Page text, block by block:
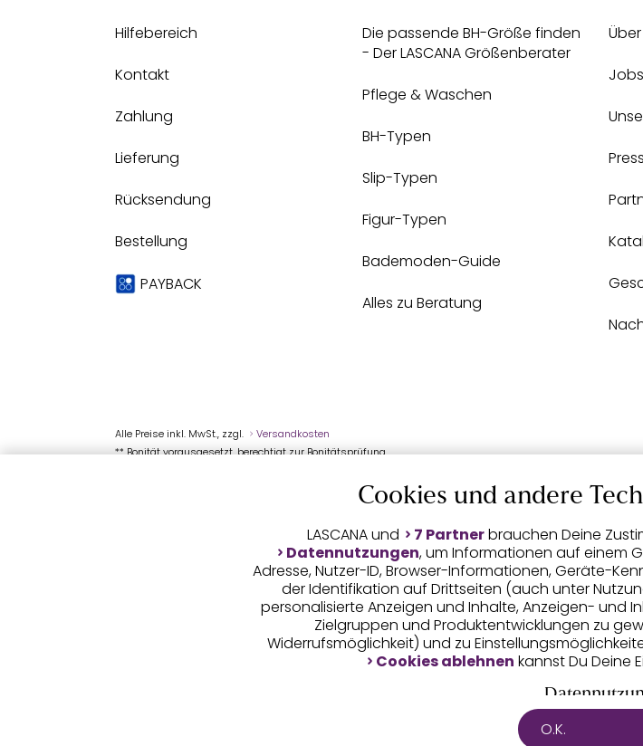
Hilfebereich
Kontakt
Zahlung
Lieferung
Rücksendung
Bestellung
PAYBACK
Die passende BH-Größe finden
- Der LASCANA Größenberater
Pflege & Waschen
BH-Typen
Slip-Typen
Figur-Typen
Bademoden-Guide
Alles zu Beratung
Jobs
Alle Preise inkl. MwSt., zzgl.
Versandkosten
** Bonität vorausgesetzt, berechtigt zur Bonitätsprüfung
Cookies und andere
LASCANA und 7 Partnerbrauchen Deine
Datennutzungen, um Informationen auf einem
Adresse, Nutzer-ID, Browser-Informationen, Geräte-
der Identifikation auf Drittseiten (auch unter
personalisierte Anzeigen und Inhalte, Anzeigen- und
Zielgruppen und Produktentwicklungen zu
Widerrufsmöglichkeit) und zu
Cookies ablehnen kannst Du Deine
O.K.